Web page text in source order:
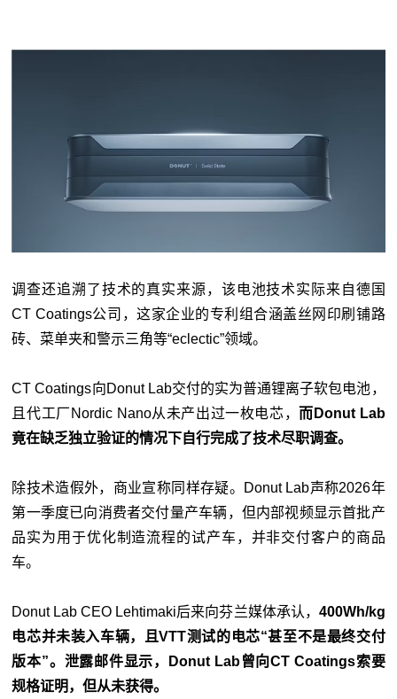
调查还追溯了技术的真实来源，该电池技术实际来自德国
CT Coatings公司，这家企业的专利组合涵盖丝网印刷铺路
砖、菜单夹和警示三角等“eclectic”领域。
CT Coatings向Donut Lab交付的实为普通锂离子软包电池，
且代工厂Nordic Nano从未产出过一枚电芯， 而Donut Lab
竟在缺乏独立验证的情况下自行完成了技术尽职调查。
除技术造假外，商业宣称同样存疑。Donut Lab声称2026年
第一季度已向消费者交付量产车辆，但内部视频显示首批产
品实为用于优化制造流程的试产车，并非交付客户的商品
车。
Donut Lab CEO Lehtimaki后来向芬兰媒体承认， 400Wh/kg
电芯并未装入车辆，且VTT测试的电芯“甚至不是最终交付
版本”。泄露邮件显示，Donut Lab曾向CT Coatings索要
规格证明，但从未获得。